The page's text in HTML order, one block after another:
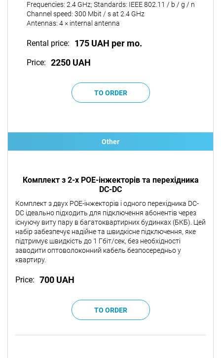
Frequencies: 2.4 GHz; Standards: IEEE 802.11 / b / g / n
Channel speed: 300 Mbit / s at 2.4 GHz
Antennas: 4 × internal antenna
Rental price: 175 UAH per mo.
Price: 2250 UAH
Other
Комплект з 2-х POE-інжекторів та перехідника
DC-DC
Комплект з двух POE-інжекторів і одного перехідника DC-
DC ідеально підходить для підключення абонентів через
існуючу виту пару в багатоквартирних будинках (БКБ). Цей
набір забезпечує надійне та швидкісне підключення, яке
підтримує швидкість до 1 Гбіт/сек, без необхідності
заводити оптоволоконний кабель безпосередньо у
квартиру.
Price: 700 UAH